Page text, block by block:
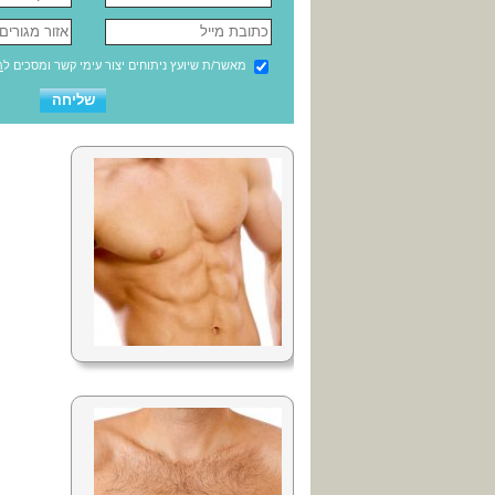
מאשר/ת שיועץ ניתוחים יצור עימי קשר ומסכים ל